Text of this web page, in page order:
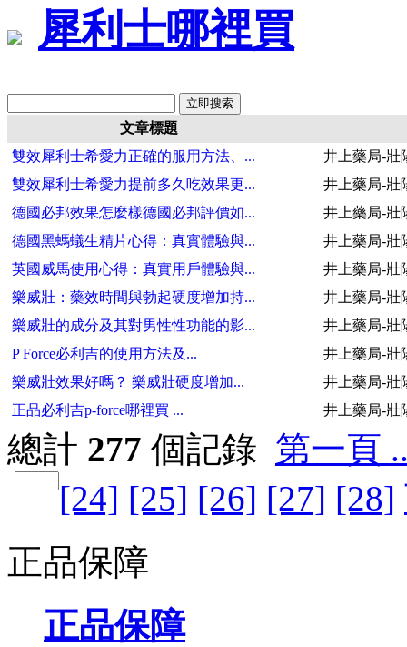
犀利士哪裡買
文章標題
雙效犀利士希愛力正確的服用方法、...
井上藥局-壯
雙效犀利士希愛力提前多久吃效果更...
井上藥局-壯
德國必邦效果怎麼樣德國必邦評價如...
井上藥局-壯
德國黑螞蟻生精片心得：真實體驗與...
井上藥局-壯
英國威馬使用心得：真實用戶體驗與...
井上藥局-壯
樂威壯：藥效時間與勃起硬度增加持...
井上藥局-壯
樂威壯的成分及其對男性性功能的影...
井上藥局-壯
P Force必利吉的使用方法及...
井上藥局-壯
樂威壯效果好嗎？ 樂威壯硬度增加...
井上藥局-壯
正品必利吉p-force哪裡買 ...
井上藥局-壯
總計 277 個記錄 第一頁
[24] [25] [26] [27] [28]
正品保障
正品保障